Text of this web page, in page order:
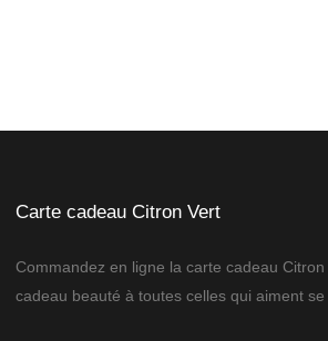
Carte cadeau Citron Vert
Commandez en ligne la carte cadeau
cadeau beauté à toutes celles qui aiment se